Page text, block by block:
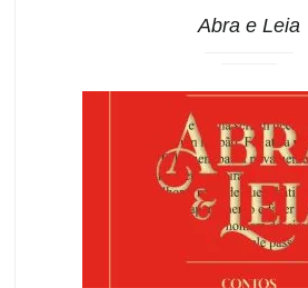
Abra e Leia